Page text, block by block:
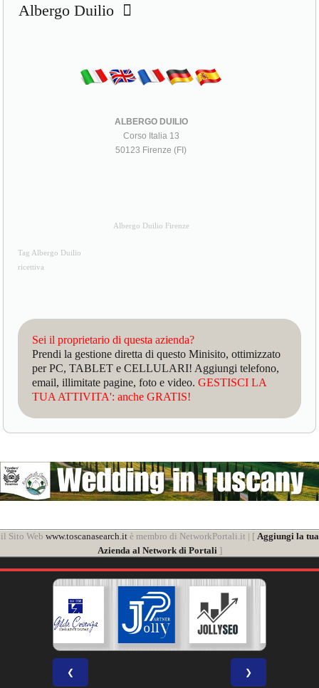
Albergo Duilio
ALBERGO DUILIO
Corso Italia 13
50123 Firenze (FI)
Albergo Duilio Firenze
Tag Albergo Duilio
ricettiva
Sei il proprietario di questa azienda?
Prendi la gestione diretta di questo Minisito, ottimizzato
per PC, TABLET e CELLULARI! Aggiungi telefono,
email, illimitate pagine, foto e video.GESTISCI LA
TUA ATTIVITA': anche GRATIS!
il Sito Web www.toscanasearch.itè membro di NetworkPortali.it | [ Aggiungi la tua
Azienda al Network di Portali]
❮ ❯